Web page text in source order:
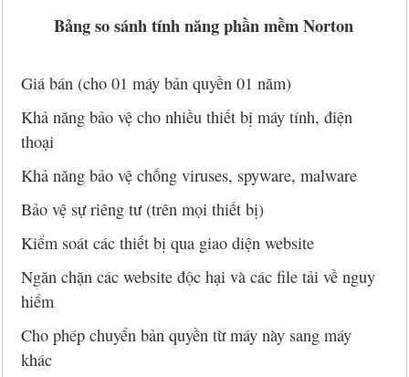
Bảng so sánh tính năng phần mềm Norton
Giá bán (cho 01 máy bản quyền 01 năm)
Khả năng bảo vệ cho nhiều thiết bị máy tính, điện
thoại
Khả năng bảo vệ chống viruses, spyware, malware
Bảo vệ sự riêng tư (trên mọi thiết bị)
Kiểm soát các thiết bị qua giao diện website
Ngăn chặn các website độc hại và các file tải về nguy
hiểm
Cho phép chuyển bản quyền từ máy này sang máy
khác